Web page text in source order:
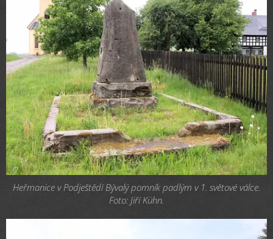
Heřmanice v Podještědí Bývalý pomník padlým v 1. světové válce.
Foto: Jiří Kühn.